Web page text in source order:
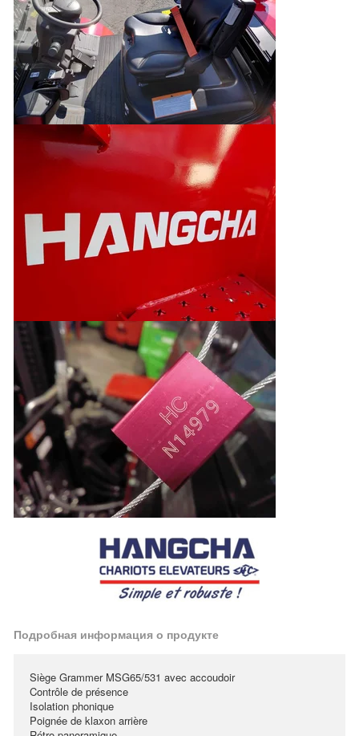
Подробная информация о продукте
Siège Grammer MSG65/531 avec accoudoir
Contrôle de présence
Isolation phonique
Poignée de klaxon arrière